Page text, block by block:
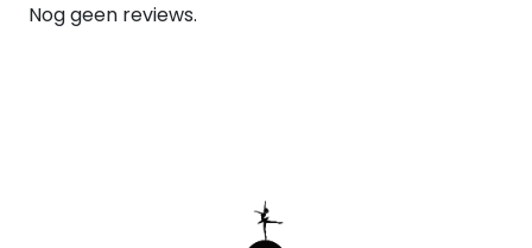
Nog geen reviews.